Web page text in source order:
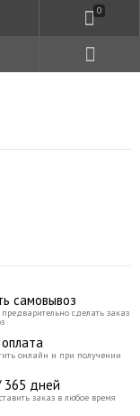
0
самовывоз
сделать заказ
онлайн и при получении
365 дней
заказ в любое время